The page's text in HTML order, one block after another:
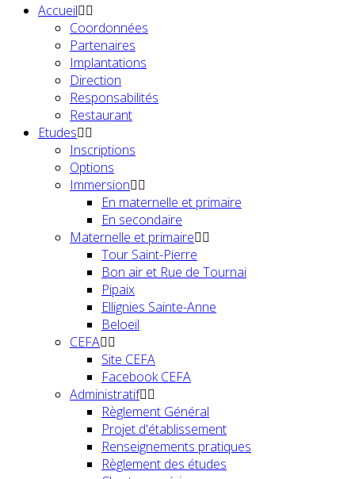
Accueil
Coordonnées
Partenaires
Implantations
Direction
Responsabilités
Restaurant
Etudes
Inscriptions
Options
Immersion
En maternelle et primaire
En secondaire
Maternelle et primaire
Tour Saint-Pierre
Bon air et Rue de Tournai
Pipaix
Ellignies Sainte-Anne
Beloeil
CEFA
Site CEFA
Facebook CEFA
Administratif
Règlement Général
Projet d'établissement
Renseignements pratiques
Règlement des études